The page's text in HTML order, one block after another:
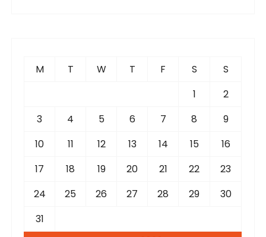
M T W T F S
S
1
2
3
4 5 6 7 8
9
10
11 12 13 14 15
16
17
18 19 20 21 22
23
24
25 26 27 28 29
30
31